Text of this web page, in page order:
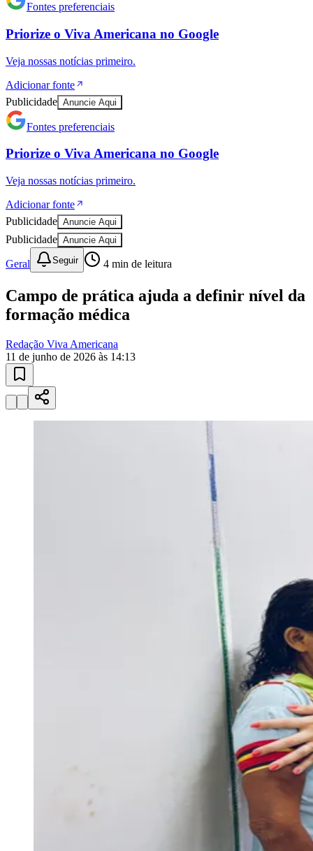
Ceará
Fontes preferenciais
Priorize o Viva Americana no Google
Veja nossas notícias primeiro.
Adicionar fonte
Publicidade Anuncie Aqui
Fontes preferenciais
Priorize o Viva Americana no Google
Veja nossas notícias primeiro.
Adicionar fonte
Publicidade Anuncie Aqui
Publicidade Anuncie Aqui
Geral Seguir 4 min de leitura
Campo de prática ajuda a definir nível da
formação médica
Redação Viva Americana
11 de junho de 2026 às 14:13